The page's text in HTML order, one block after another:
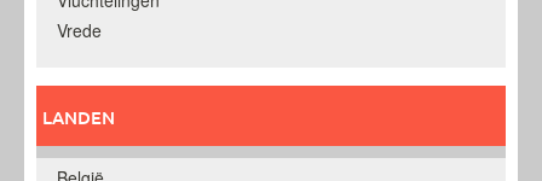
Vrede
LANDEN